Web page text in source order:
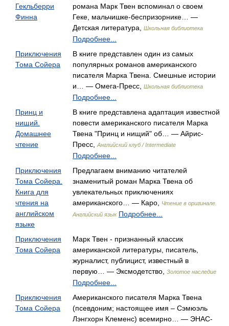
Гекльберри
Финна
романа Марк Твен вспоминал о своем
Геке, мальчишке-беспризорнике… —
Детская литература,
Школьная библиотека
Подробнее...
Приключения
Тома Сойера
В книге представлен один из самых
популярных романов американского
писателя Марка Твена. Смешные истории
и… — Омега-Пресс,
Школьная библиотека
Подробнее...
Принц и
нищий.
Домашнее
чтение
В книге представлена адаптация известной
повести американского писателя Марка
Твена "Принц и нищий" об… — Айрис-
Пресс,
Английский клуб / Intermediate
Подробнее...
Приключения
Тома Сойера.
Книга для
чтения на
английском
языке
Предлагаем вниманию читателей
знаменитый роман Марка Твена об
увлекательных приключениях
американского… — Каро,
Чтение в оригинале.
Английский язык Подробнее...
Приключения
Тома Сойера
Марк Твен - признанный классик
американской литературы, писатель,
журналист, публицист, известный в
первую… — Эксмодетство,
Золотое наследие
Подробнее...
Приключения
Тома Сойера
Американского писателя Марка Твена
(псевдоним; настоящее имя – Сэмюэль
Лэнгхорн Клеменс) всемирно… — ЭНАС-